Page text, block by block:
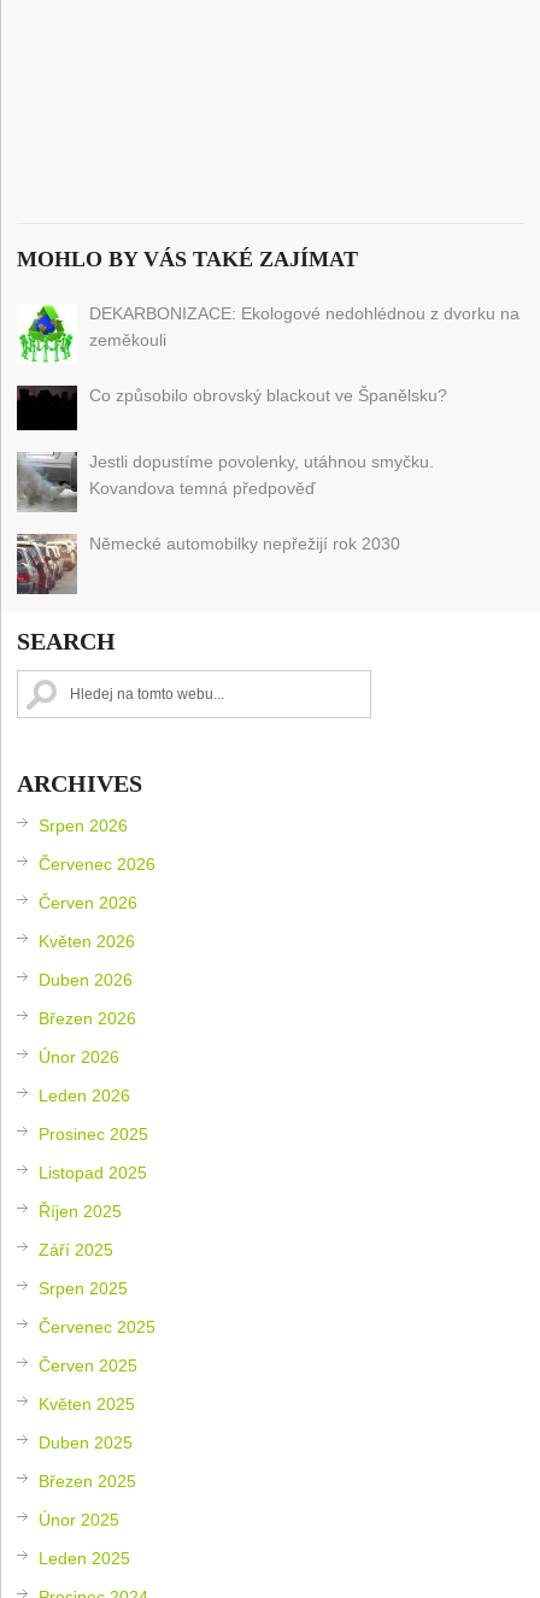
MOHLO BY VÁS TAKÉ ZAJÍMAT
DEKARBONIZACE: Ekologové nedohlédnou z dvorku na
zeměkouli
Co způsobilo obrovský blackout ve Španělsku?
Jestli dopustíme povolenky, utáhnou smyčku.
Kovandova temná předpověď
Německé automobilky nepřežijí rok 2030
SEARCH
ARCHIVES
Srpen 2026
Červenec 2026
Červen 2026
Květen 2026
Duben 2026
Březen 2026
Únor 2026
Leden 2026
Prosinec 2025
Listopad 2025
Říjen 2025
Září 2025
Srpen 2025
Červenec 2025
Červen 2025
Květen 2025
Duben 2025
Březen 2025
Únor 2025
Leden 2025